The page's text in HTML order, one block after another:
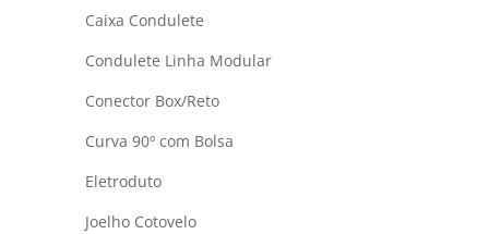
Caixa Condulete
Condulete Linha Modular
Conector Box/Reto
Curva 90º com Bolsa
Eletroduto
Joelho Cotovelo